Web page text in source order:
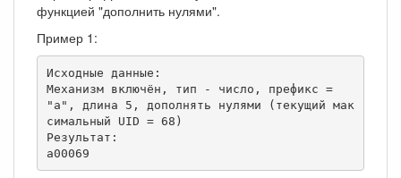
функцией "дополнить нулями".
Пример 1:
Исходные данные:
Механизм включён, тип - число, префикс =
"a", длина 5, дополнять нулями (текущий мак
симальный UID = 68)
Результат:
a00069